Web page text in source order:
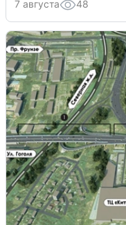
7 августа 48